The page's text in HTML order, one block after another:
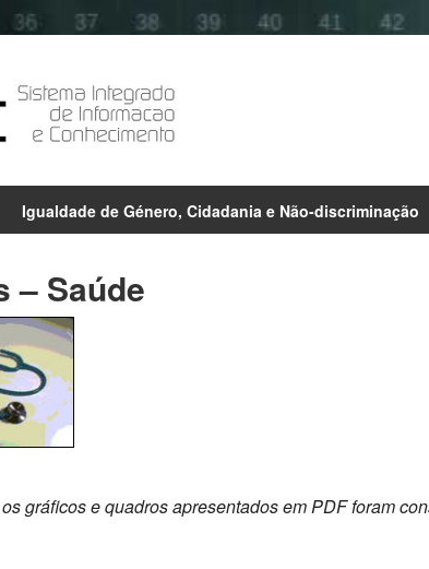
Igualdade de Género, Cidadania e Não-discriminação
– Saúde
os gráficos e quadros apresentados em PDF foram